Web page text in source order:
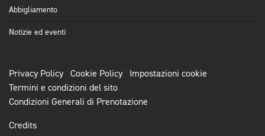
Abbigliamento
Notizie ed eventi
Privacy Policy Cookie Policy
Impostazioni cookie
Termini e condizioni del sito
Condizioni Generali di Prenotazione
Credits